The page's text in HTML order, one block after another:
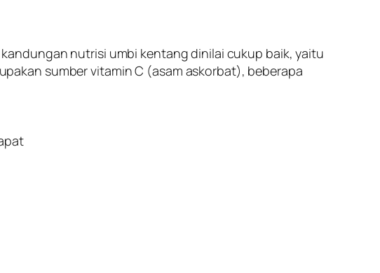
nutrisi umbi kentang dinilai cukup baik, yaitu
sumber vitamin C (asam askorbat), beberapa